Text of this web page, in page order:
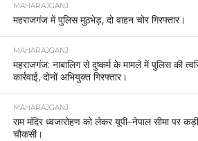
MAHARAJGANJ
महराजगंज में पुलिस मुठभेड़, दो वाहन चोर गिरफ्तार।
MAHARAJGANJ
महराजगंज: नाबालिग से दुष्कर्म के मामले में पुलिस की
कार्रवाई, दोनों अभियुक्त गिरफ्तार।
MAHARAJGANJ
राम मंदिर ध्वजारोहण को लेकर यूपी–नेपाल सीमा पर कड़ी
चौकसी।